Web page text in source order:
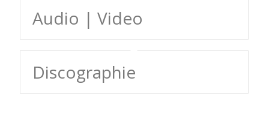
Audio | Video
Discographie